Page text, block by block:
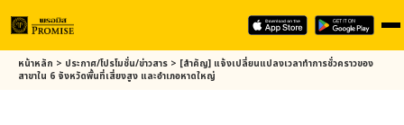
Skipหน้าหลัก > ประกาศ/โปรโมชั่น/ข่าวสาร > [สำคัญ] แจ้งเปลี่ยนแปลงเวลาทำการชั่วคราวของ
สาขาใน 6 จังหวัดพื้นที่เสี่ยงสูง และอำเภอหาดใหญ่